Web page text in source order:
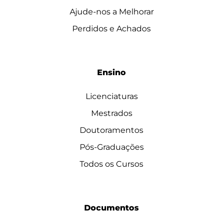
Ajude-nos a Melhorar
Perdidos e Achados
Ensino
Licenciaturas
Mestrados
Doutoramentos
Pós-Graduações
Todos os Cursos
Documentos